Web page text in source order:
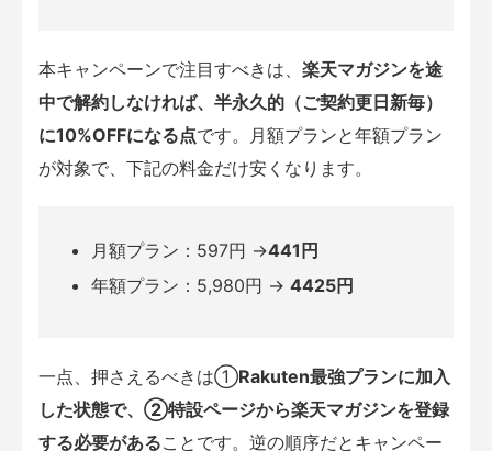
本キャンペーンで注目すべきは、 楽天マガジンを途
中で解約しなければ、半永久的（ご契約更日新毎）
に10%OFFになる点です。月額プランと年額プラン
が対象で、下記の料金だけ安くなります。
月額プラン：597円 →441円
年額プラン：5,980円 → 4425円
一点、押さえるべきは①Rakuten最強プランに加入
した状態で、②特設ページから楽天マガジンを登録
する必要があることです。逆の順序だとキャンペー